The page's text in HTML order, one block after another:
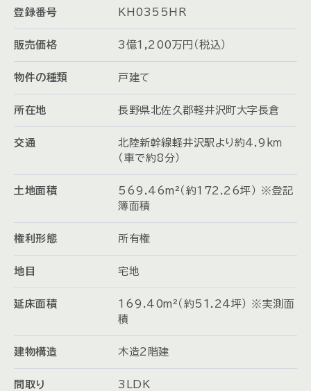
登録番号 KH0355HR
販売価格 3 億1,200 万 円 （税込）
物件の種類 戸建て
所在地 長野県北佐久郡軽井沢町大字長倉
交通
北陸新幹線軽井沢駅より約4.9ｋｍ
（車で約8分）
土地面積
569.46m²（約172.26坪） ※登記
簿面積
権利形態 所有権
地目 宅地
延床面積
169.40m²（約51.24坪） ※実測面
積
建物構造 木造2階建
間取り 3LDK